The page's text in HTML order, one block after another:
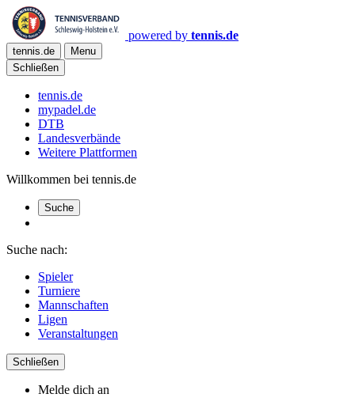
powered by tennis.de
tennis.de
Menu
Schließen
tennis.de
mypadel.de
DTB
Landesverbände
Weitere Plattformen
Willkommen bei tennis.de
Suche
Suche nach:
Spieler
Turniere
Mannschaften
Ligen
Veranstaltungen
Schließen
Melde dich an